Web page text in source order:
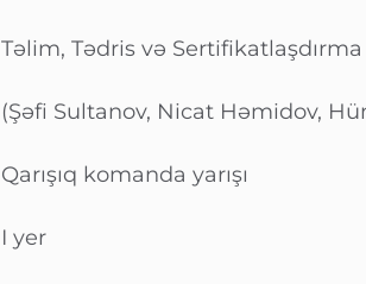
Təlim, Tədris və
(Şəfi Sultanov, Nicat Həmidov,
Qarışıq komanda yarışı
I yer